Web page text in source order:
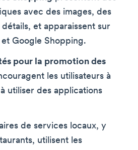
avec des images, des
et apparaissent sur
Google Shopping.
pour la promotion des
les utilisateurs à
utiliser des applications
de services locaux, y
utilisent les